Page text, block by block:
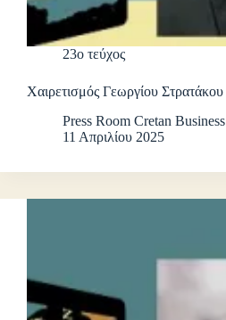
23ο τεύχος
Χαιρετισμός Γεωργίου Στρατάκου
Press Room Cretan Business
11 Απριλίου 2025